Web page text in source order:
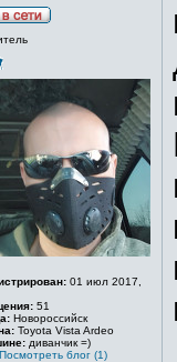
01 июл 2017,
51
Новороссийск
Toyota Vista Ardeo
диванчик =)
Посмотреть блог (1)